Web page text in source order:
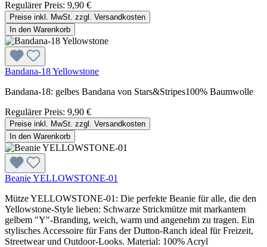
Regulärer Preis: 9,90 €
Preise inkl. MwSt. zzgl. Versandkosten
In den Warenkorb
Bandana-18 Yellowstone
Bandana-18: gelbes Bandana von Stars&Stripes100% Baumwolle
Regulärer Preis: 9,90 €
Preise inkl. MwSt. zzgl. Versandkosten
In den Warenkorb
Beanie YELLOWSTONE-01
Mütze YELLOWSTONE-01: Die perfekte Beanie für alle, die den
Yellowstone-Style lieben: Schwarze Strickmütze mit markantem
gelbem "Y"-Branding, weich, warm und angenehm zu tragen. Ein
stylisches Accessoire für Fans der Dutton-Ranch ideal für Freizeit,
Streetwear und Outdoor-Looks. Material: 100% Acryl